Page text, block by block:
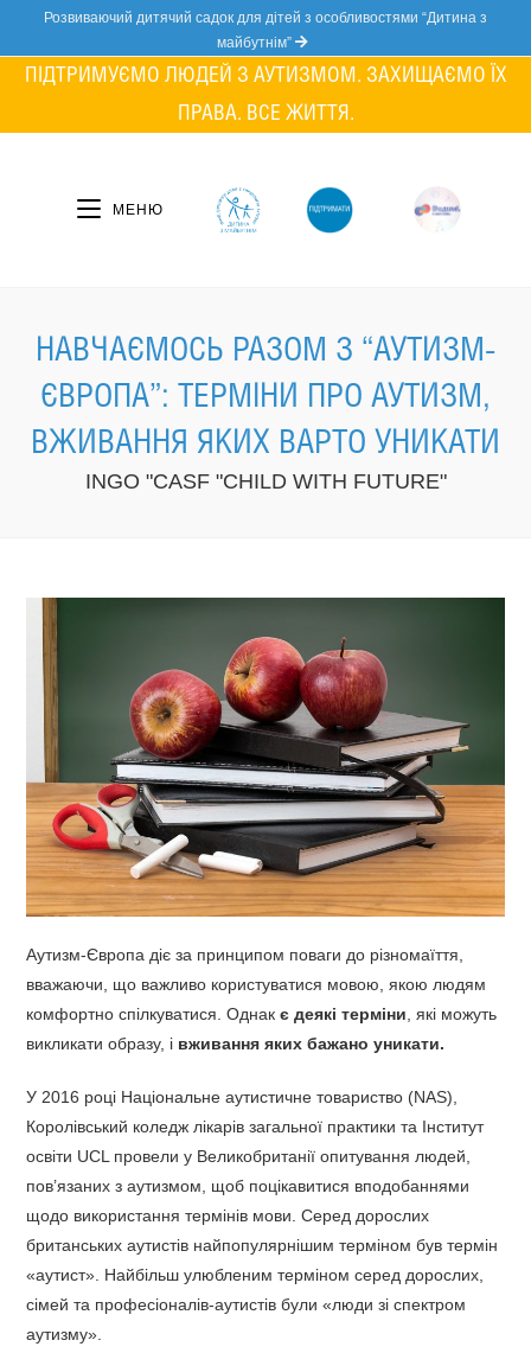
content
Розвиваючий дитячий садок для дітей з особливостями “Дитина з
майбутнім”
ПІДТРИМУЄМО ЛЮДЕЙ З АУТИЗМОМ. ЗАХИЩАЄМО ЇХ
ПРАВА. ВСЕ ЖИТТЯ.
МЕНЮ
НАВЧАЄМОСЬ РАЗОМ З “АУТИЗМ-
ЄВРОПА”: ТЕРМІНИ ПРО АУТИЗМ,
ВЖИВАННЯ ЯКИХ ВАРТО УНИКАТИ
INGO "CASF "CHILD WITH FUTURE"
Аутизм-Європа діє за принципом поваги до різномаїття,
вважаючи, що важливо користуватися мовою, якою людям
комфортно спілкуватися. Однакє деякі терміни , які можуть
викликати образу, і вживання яких бажано уникати.
У 2016 році Національне аутистичне товариство (NAS),
Королівський коледж лікарів загальної практики та Інститут
освіти UCL провели у Великобританії опитування людей,
пов’язаних з аутизмом, щоб поцікавитися вподобаннями
щодо використання термінів мови. Серед дорослих
британських аутистів найпопулярнішим терміном був термін
«аутист». Найбільш улюбленим терміном серед дорослих,
сімей та професіоналів-аутистів були «люди зі спектром
аутизму».